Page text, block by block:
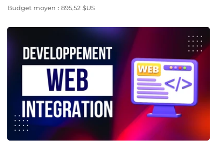
Budget moyen : 895,52 $US